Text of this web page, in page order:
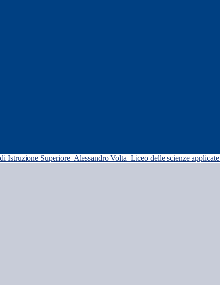
Istruzione Superiore Alessandro Volta Liceo delle scienze